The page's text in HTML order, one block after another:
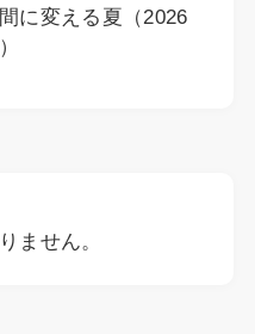
に変える夏（2026
ません。